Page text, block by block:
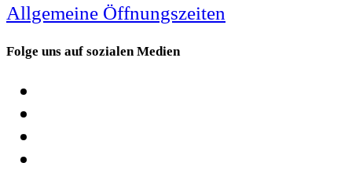
Allgemeine Öffnungszeiten
Folge uns auf sozialen Medien